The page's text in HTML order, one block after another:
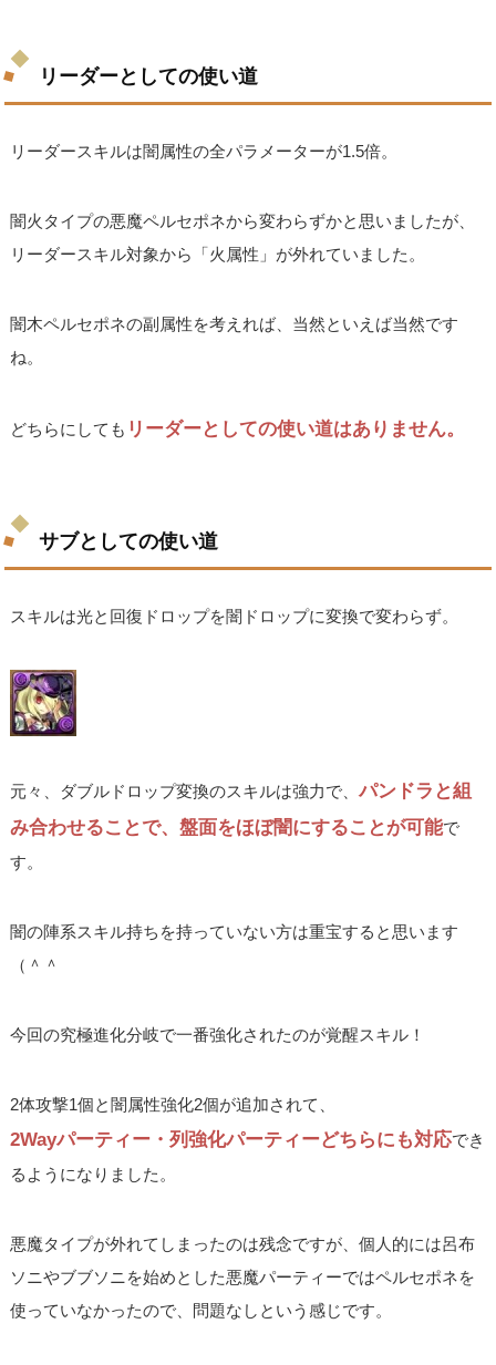
リーダーとしての使い道
リーダースキルは闇属性の全パラメーターが1.5倍。
闇火タイプの悪魔ペルセポネから変わらずかと思いましたが、
リーダースキル対象から「火属性」が外れていました。
闇木ペルセポネの副属性を考えれば、当然といえば当然です
ね。
どちらにしても リーダーとしての使い道はありません。
サブとしての使い道
スキルは光と回復ドロップを闇ドロップに変換で変わらず。
元々、ダブルドロップ変換のスキルは強力で、パンドラと組
み合わせることで、盤面をほぼ闇にすることが可能で
す。
闇の陣系スキル持ちを持っていない方は重宝すると思います
（＾＾
今回の究極進化分岐で一番強化されたのが覚醒スキル！
2体攻撃1個と闇属性強化2個が追加されて、
2Wayパーティー・列強化パーティーどちらにも対応でき
るようになりました。
悪魔タイプが外れてしまったのは残念ですが、個人的には呂布
ソニやブブソニを始めとした悪魔パーティーではペルセポネを
使っていなかったので、問題なしという感じです。